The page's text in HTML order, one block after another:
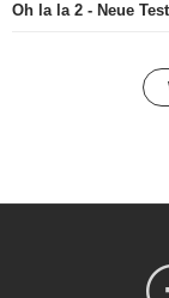
Oh la la 2 - Neue